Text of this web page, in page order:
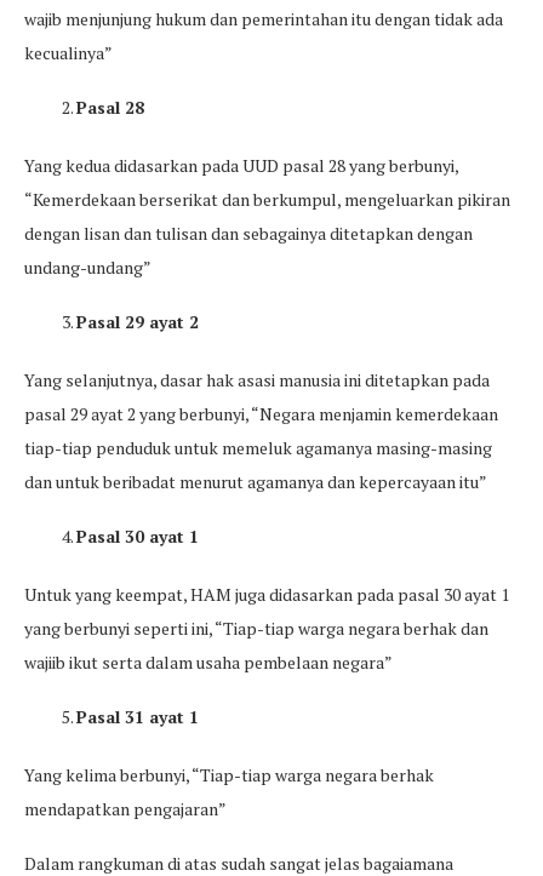
wajib menjunjung hukum dan pemerintahan itu dengan tidak ada
kecualinya”
Pasal 28
Yang kedua didasarkan pada UUD pasal 28 yang berbunyi,
“Kemerdekaan berserikat dan berkumpul, mengeluarkan pikiran
dengan lisan dan tulisan dan sebagainya ditetapkan dengan
undang-undang”
Pasal 29 ayat 2
Yang selanjutnya, dasar hak asasi manusia ini ditetapkan pada
pasal 29 ayat 2 yang berbunyi, “Negara menjamin kemerdekaan
tiap-tiap penduduk untuk memeluk agamanya masing-masing
dan untuk beribadat menurut agamanya dan kepercayaan itu”
Pasal 30 ayat 1
Untuk yang keempat, HAM juga didasarkan pada pasal 30 ayat 1
yang berbunyi seperti ini, “Tiap-tiap warga negara berhak dan
wajiib ikut serta dalam usaha pembelaan negara”
Pasal 31 ayat 1
Yang kelima berbunyi, “Tiap-tiap warga negara berhak
mendapatkan pengajaran”
Dalam rangkuman di atas sudah sangat jelas bagaiamana